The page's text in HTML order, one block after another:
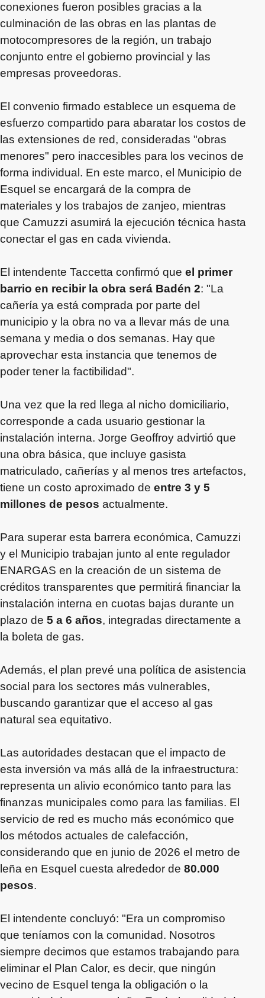
conexiones fueron posibles gracias a la
culminación de las obras en las plantas de
motocompresores de la región, un trabajo
conjunto entre el gobierno provincial y las
empresas proveedoras.
El convenio firmado establece un esquema de
esfuerzo compartido para abaratar los costos de
las extensiones de red, consideradas "obras
menores" pero inaccesibles para los vecinos de
forma individual. En este marco, el Municipio de
Esquel se encargará de la compra de
materiales y los trabajos de zanjeo, mientras
que Camuzzi asumirá la ejecución técnica hasta
conectar el gas en cada vivienda.
El intendente Taccetta confirmó que el primer
barrio en recibir la obra será Badén 2: "La
cañería ya está comprada por parte del
municipio y la obra no va a llevar más de una
semana y media o dos semanas. Hay que
aprovechar esta instancia que tenemos de
poder tener la factibilidad".
Una vez que la red llega al nicho domiciliario,
corresponde a cada usuario gestionar la
instalación interna. Jorge Geoffroy advirtió que
una obra básica, que incluye gasista
matriculado, cañerías y al menos tres artefactos,
tiene un costo aproximado de entre 3 y 5
millones de pesos actualmente.
Para superar esta barrera económica, Camuzzi
y el Municipio trabajan junto al ente regulador
ENARGAS en la creación de un sistema de
créditos transparentes que permitirá financiar la
instalación interna en cuotas bajas durante un
plazo de 5 a 6 años, integradas directamente a
la boleta de gas.
Además, el plan prevé una política de asistencia
social para los sectores más vulnerables,
buscando garantizar que el acceso al gas
natural sea equitativo.
Las autoridades destacan que el impacto de
esta inversión va más allá de la infraestructura:
representa un alivio económico tanto para las
finanzas municipales como para las familias. El
servicio de red es mucho más económico que
los métodos actuales de calefacción,
considerando que en junio de 2026 el metro de
leña en Esquel cuesta alrededor de 80.000
pesos.
El intendente concluyó: "Era un compromiso
que teníamos con la comunidad. Nosotros
siempre decimos que estamos trabajando para
eliminar el Plan Calor, es decir, que ningún
vecino de Esquel tenga la obligación o la